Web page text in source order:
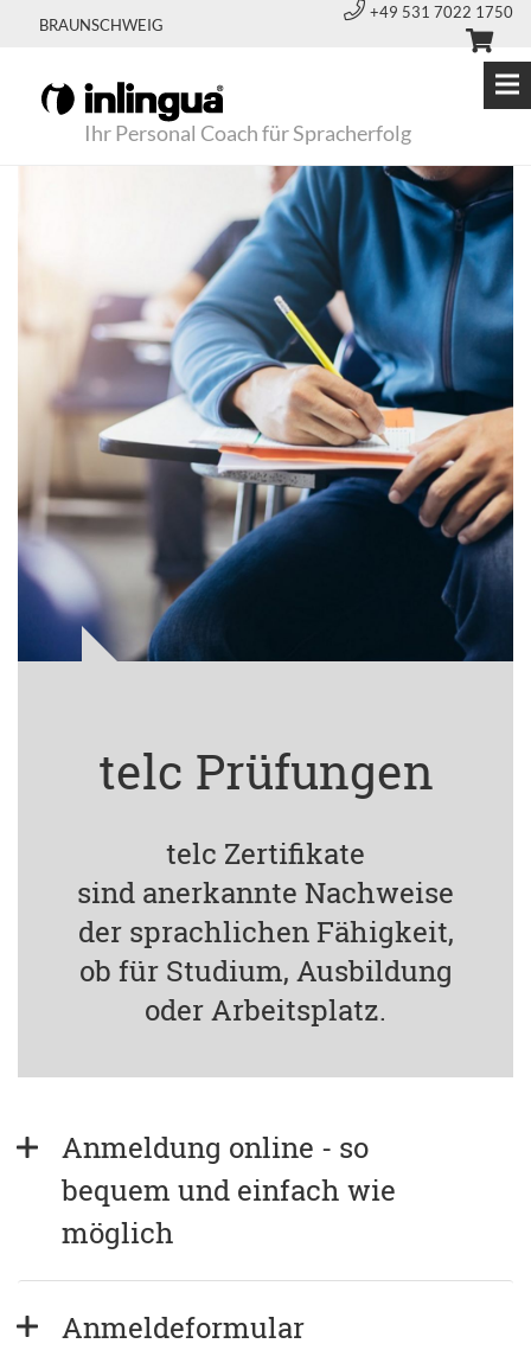
BRAUNSCHWEIG
+49 531 7022 1750
Ihr Personal Coach für Spracherfolg
telc Prüfungen
telc Zertifikate
sind anerkannte Nachweise
der sprachlichen Fähigkeit,
ob für Studium, Ausbildung
oder Arbeitsplatz.
Anmeldung online - so
bequem und einfach wie
möglich
Anmeldeformular